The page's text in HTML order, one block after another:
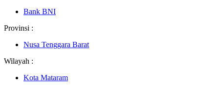
Bank BNI
Provinsi :
Nusa Tenggara Barat
Wilayah :
Kota Mataram